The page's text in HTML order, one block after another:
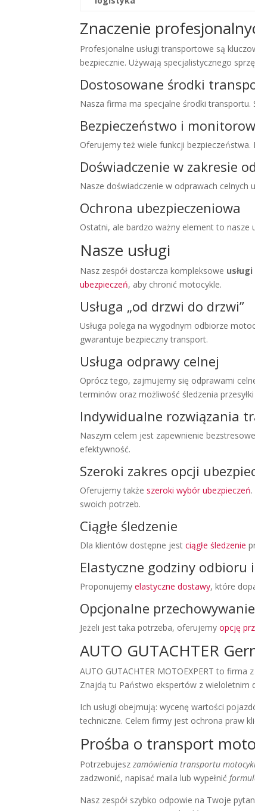
Znaczenie
Profesjonalne usługi transportowe są
bezpiecznie. Używają specjalistycznego
Dostosowane środki
Nasza firma ma specjalne środki
Bezpieczeństwo i
Oferujemy też wiele funkcji bezpieczeństwa.
Doświadczenie w zakresie
Nasze doświadczenie w odprawach celnych
Ochrona ubezpieczeniowa
Ostatni, ale bardzo ważny element to nasze
Nasze usługi
Nasz zespół dostarcza kompleksowe
ubezpieczeń, aby chronić motocykle.
Usługa „od drzwi do drzwi”
Usługa polega na wygodnym odbiorze
gwarantuje bezpieczny transport.
Usługa odprawy celnej
Oprócz tego, zajmujemy się odprawami
terminów oraz możliwość śledzenia
Indywidualne rozwiązania
Naszym celem jest zapewnienie
efektywność.
Szeroki zakres opcji
Oferujemy takżeszeroki wybór ubezpieczeń
swoich potrzeb.
Ciągłe śledzenie
Dla klientów dostępne jestciągłe śledzenie
Elastyczne godziny odbioru
Proponujemyelastyczne dostawy, które
Opcjonalne przechowywanie
Jeżeli jest taka potrzeba, oferujemyopcję
AUTO GUTACHTER
AUTO GUTACHTER MOTOEXPERT to
Znajdą tu Państwo ekspertów z wieloletnim
Ich usługi obejmują: wycenę wartości
techniczne. Celem firmy jest ochrona praw
Prośba o transport
Potrzebujeszzamówienia transportu
zadzwonić, napisać maila lub wypełnić
Nasz zespół szybko odpowie na Twoje